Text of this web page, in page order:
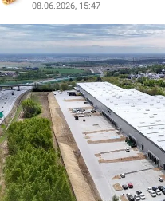
08.06.2026, 15:47